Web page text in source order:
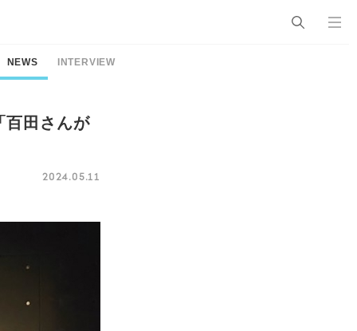
NEWS INTERVIEW
百田さんが
2024.05.11